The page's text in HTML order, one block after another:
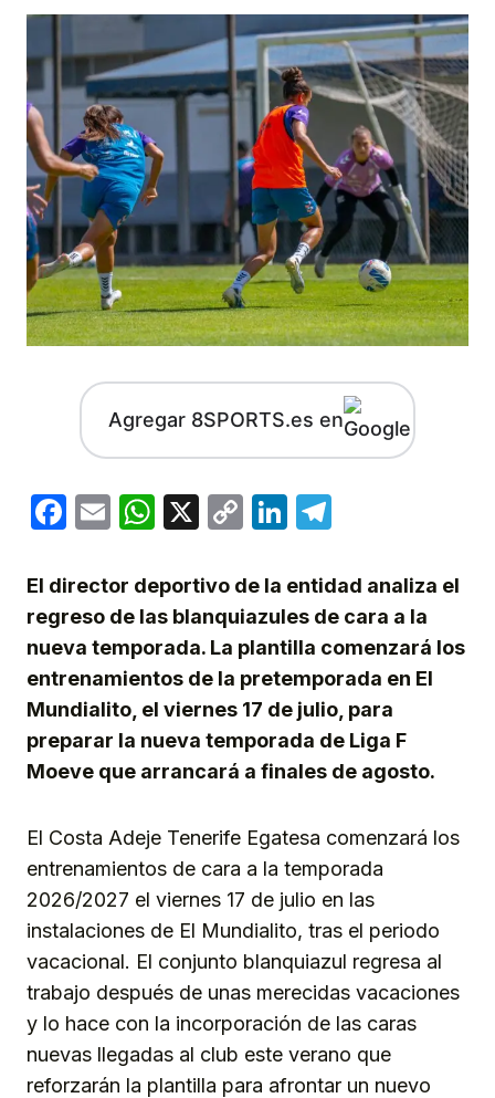
Agregar 8SPORTS.es en
Facebook
EmailWhatsApp
X
CopyLinkedIn
El director deportivo de la entidad analiza el
regreso de las blanquiazules de cara a la
nueva temporada. La plantilla comenzará los
entrenamientos de la pretemporada en El
Mundialito, el viernes 17 de julio, para
preparar la nueva temporada de Liga F
Moeve que arrancará a finales de agosto.
El Costa Adeje Tenerife Egatesa comenzará los
entrenamientos de cara a la temporada
2026/2027 el viernes 17 de julio en las
instalaciones de El Mundialito, tras el periodo
vacacional. El conjunto blanquiazul regresa al
trabajo después de unas merecidas vacaciones
y lo hace con la incorporación de las caras
nuevas llegadas al club este verano que
reforzarán la plantilla para afrontar un nuevo